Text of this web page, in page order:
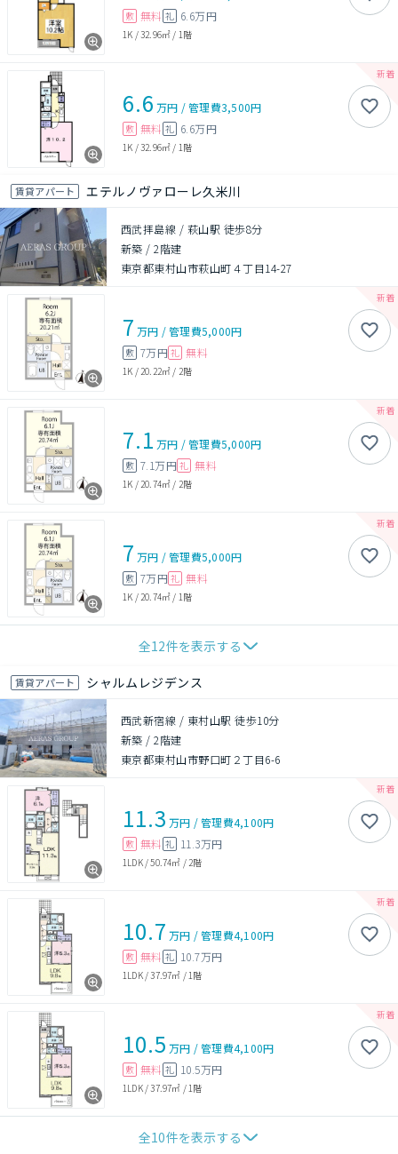
敷 無料 礼 6.6万円
1K /32.96㎡ / 1階
6.6 万円 /管理費3,500円
敷 無料 礼 6.6万円
1K /32.96㎡ / 1階
賃貸アパート エテルノヴァローレ久米川
西武拝島線 / 萩山駅 徒歩8分
新築 /2階建
東京都東村山市萩山町４丁目14-27
7 万円 /管理費5,000円
敷 7万円 礼 無料
1K / 20.22㎡ / 2階
7.1 万円 /管理費5,000円
敷 7.1万円 礼 無料
1K / 20.74㎡ / 2階
7 万円 /管理費5,000円
敷 7万円 礼 無料
1K / 20.74㎡ / 1階
全12件を表示する
賃貸アパート シャルムレジデンス
西武新宿線 / 東村山駅 徒歩10分
新築 /2階建
東京都東村山市野口町２丁目6-6
11.3 万円 /管理費4,100円
敷 無料 礼 11.3万円
1LDK/50.74㎡ / 2階
10.7 万円 /管理費4,100円
敷 無料 礼 10.7万円
1LDK/37.97㎡ / 1階
10.5 万円 /管理費4,100円
敷 無料 礼 10.5万円
1LDK/37.97㎡ / 1階
全10件を表示する